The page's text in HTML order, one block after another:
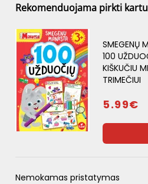
Rekomenduojama pirkti kartu
SMEGENŲ
100
KIŠKUČIU
TRIMEČIUI
5.99€
Nemokamas pristatymas